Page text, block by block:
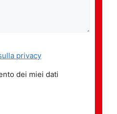
privacy
dei miei dati